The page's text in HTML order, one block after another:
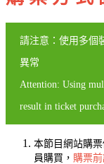
請注意：使用多個
異常
Attention: Using
result in ticket
本節目網站購
員購買， 購票